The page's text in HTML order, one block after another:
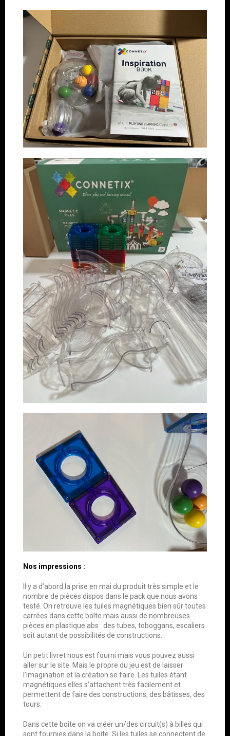
Nos impressions :
Il y a d’abord la prise en mai du produit très simple et le
nombre de pièces dispos dans le pack que nous avons
testé. On retrouve les tuiles magnétiques bien sûr toutes
carrées dans cette boîte mais aussi de nombreuses
pièces en plastique abs : des tubes, toboggans, escaliers
soit autant de possibilités de constructions.
Un petit livret nous est fourni mais vous pouvez aussi
aller sur le site. Mais le propre du jeu est de laisser
l’imagination et la création se faire. Les tuiles étant
magnétiques elles s’attachent très facilement et
permettent de faire des constructions, des bâtisses, des
tours.
Dans cette boîte on va créer un/des circuit(s) à billes qui
sont fournies dans la boite. Si les tuiles se connectent de